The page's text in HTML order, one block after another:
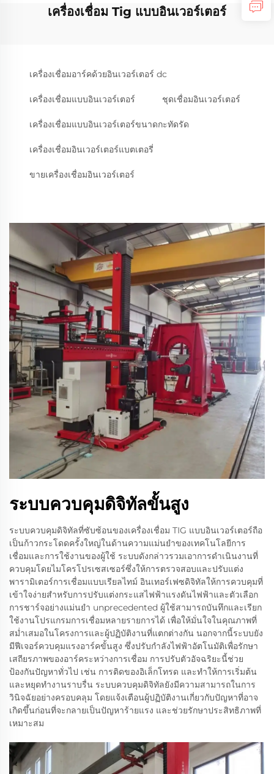
เครื่องเชื่อม Tig แบบอินเวอร์เตอร์
เครื่องเชื่อมอาร์คด้วยอินเวอร์เตอร์ dc
เครื่องเชื่อมแบบอินเวอร์เตอร์ ชุดเชื่อมอินเวอร์เตอร์
เครื่องเชื่อมแบบอินเวอร์เตอร์ขนาดกะทัดรัด
เครื่องเชื่อมอินเวอร์เตอร์แบตเตอรี่
ขายเครื่องเชื่อมอินเวอร์เตอร์
ระบบควบคุมดิจิทัลขั้นสูง
ระบบควบคุมดิจิทัลที่ซับซ้อนของเครื่องเชื่อม TIG แบบอินเวอร์เตอร์ถือ
เป็นก้าวกระโดดครั้งใหญ่ในด้านความแม่นยำของเทคโนโลยีการ
เชื่อมและการใช้งานของผู้ใช้ ระบบดังกล่าวรวมเอาการดำเนินงานที่
ควบคุมโดยไมโครโปรเซสเซอร์ซึ่งให้การตรวจสอบและปรับแต่ง
พารามิเตอร์การเชื่อมแบบเรียลไทม์ อินเทอร์เฟซดิจิทัลให้การควบคุมที่
เข้าใจง่ายสำหรับการปรับแต่งกระแสไฟฟ้าแรงดันไฟฟ้าและตัวเลือก
การชาร์จอย่างแม่นยำ unprecedented ผู้ใช้สามารถบันทึกและเรียก
ใช้งานโปรแกรมการเชื่อมหลายรายการได้ เพื่อให้มั่นใจในคุณภาพที่
สม่ำเสมอในโครงการและผู้ปฏิบัติงานที่แตกต่างกัน นอกจากนี้ระบบยัง
มีฟีเจอร์ควบคุมแรงอาร์คขั้นสูง ซึ่งปรับกำลังไฟฟ้าอัตโนมัติเพื่อรักษา
เสถียรภาพของอาร์คระหว่างการเชื่อม การปรับตัวอัจฉริยะนี้ช่วย
ป้องกันปัญหาทั่วไป เช่น การติดของอิเล็กโทรด และทำให้การเริ่มต้น
และหยุดทำงานราบรื่น ระบบควบคุมดิจิทัลยังมีความสามารถในการ
วินิจฉัยอย่างครอบคลุม โดยแจ้งเตือนผู้ปฏิบัติงานเกี่ยวกับปัญหาที่อาจ
เกิดขึ้นก่อนที่จะกลายเป็นปัญหาร้ายแรง และช่วยรักษาประสิทธิภาพที่
เหมาะสม